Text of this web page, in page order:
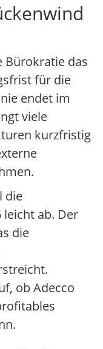
Bürokratie das
für die
endet im
viele
kurzfristig
die
ab. Der
die
ob Adecco